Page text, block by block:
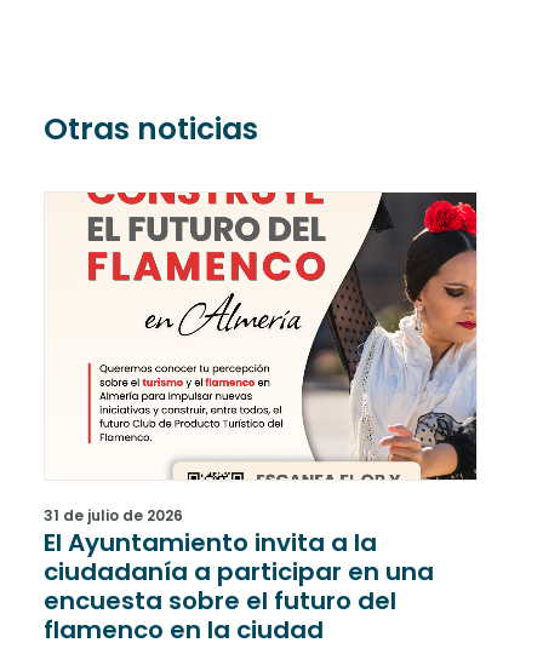
Otras noticias
31 de julio de 2026
El Ayuntamiento invita a la
ciudadanía a participar en una
encuesta sobre el futuro del
flamenco en la ciudad